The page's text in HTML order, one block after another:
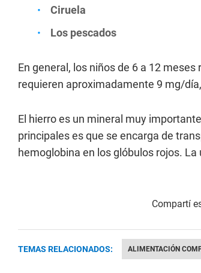
Ciruela
Los pescados
En general, los niños de 6 a 12
requieren aproximadamente 9 mg/
El hierro es un mineral muy
principales es que se encarga de
hemoglobina en los glóbulos rojos.
TEMAS RELACIONADOS: ALIMENTACIÓN